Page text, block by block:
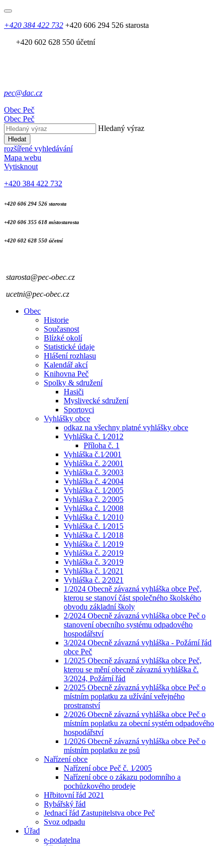
+420 384 422 732 +420 606 294 526 starosta
+420 602 628 550 účetní
pec@dac.cz
Obec Peč
Obec Peč
Hledaný výraz
Hledat
rozšířené vyhledávání
Mapa webu
Vytisknout
+420 384 422 732
+420 606 294 526 starosta
+420 606 355 618 místostarosta
+420 602 628 550 účetní
starosta@pec-obec.cz
ucetni@pec-obec.cz
Obec
Historie
Současnost
Blízké okolí
Statistické údaje
Hlášení rozhlasu
Kalendář akcí
Knihovna Peč
Spolky & sdružení
Hasiči
Myslivecké sdružení
Sportovci
Vyhlášky obce
odkaz na všechny platné vyhlášky obce
Vyhláška č. 1⁄2012
Příloha č. 1
Vyhláška č.1⁄2001
Vyhláška č. 2⁄2001
Vyhláška č. 3⁄2003
Vyhláška č. 4⁄2004
Vyhláška č. 1⁄2005
Vyhláška č. 2⁄2005
Vyhláška č. 1⁄2008
Vyhláška č. 1⁄2010
Vyhláška č. 1⁄2015
Vyhláška č. 1⁄2018
Vyhláška č. 1⁄2019
Vyhláška č. 2⁄2019
Vyhláška č. 3⁄2019
Vyhláška č. 1⁄2021
Vyhláška č. 2⁄2021
1/2024 Obecně závazná vyhláška obce Peč,
kterou se stanoví část společného školského
obvodu základní školy
2/2024 Obecně závazná vyhláška obce Peč o
stanovení obecního systému odpadového
hospodářství
3/2024 Obecně závazná vyhláška - Požární řád
obce Peč
1/2025 Obecně závazná vyhláška obce Peč,
kterou se mění obecně závazná vyhláška č.
3/2024, Požární řád
2/2025 Obecně závazná vyhláška obce Peč o
místním poplatku za užívání veřejného
prostranství
2/2026 Obecně závazná vyhláška obce Peč o
místním poplatku za obecní systém odpadového
hospodářství
1/2026 Obecně závazná vyhláška obce Peč o
místním poplatku ze psů
Nařízení obce
Nařízení obce Peč č. 1⁄2005
Nařízení obce o zákazu podomního a
pochůzkového prodeje
Hřbitovní řád 2021
Rybářský řád
Jednací řád Zastupitelstva obce Peč
Svoz odpadu
Úřad
e-podatelna